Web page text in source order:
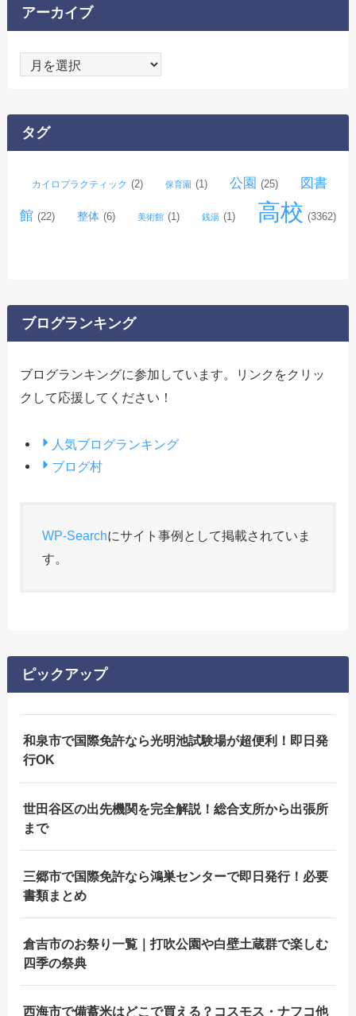
アーカイブ
ー
ブ
タグ
カイロプラクティック (2) 保育園 (1) 公園 (25) 図書
館 (22) 整体 (6) 美術館 (1) 銭湯 (1) 高校 (3362)
ブログランキング
ブログランキングに参加しています。リンクをクリッ
クして応援してください！
人気ブログランキング
ブログ村
WP-Searchにサイト事例として掲載されていま
す。
ピックアップ
和泉市で国際免許なら光明池試験場が超便利！即日発
行OK
世田谷区の出先機関を完全解説！総合支所から出張所
まで
三郷市で国際免許なら鴻巣センターで即日発行！必要
書類まとめ
倉吉市のお祭り一覧｜打吹公園や白壁土蔵群で楽しむ
四季の祭典
西海市で備蓄米はどこで買える？コスモス・ナフコ他